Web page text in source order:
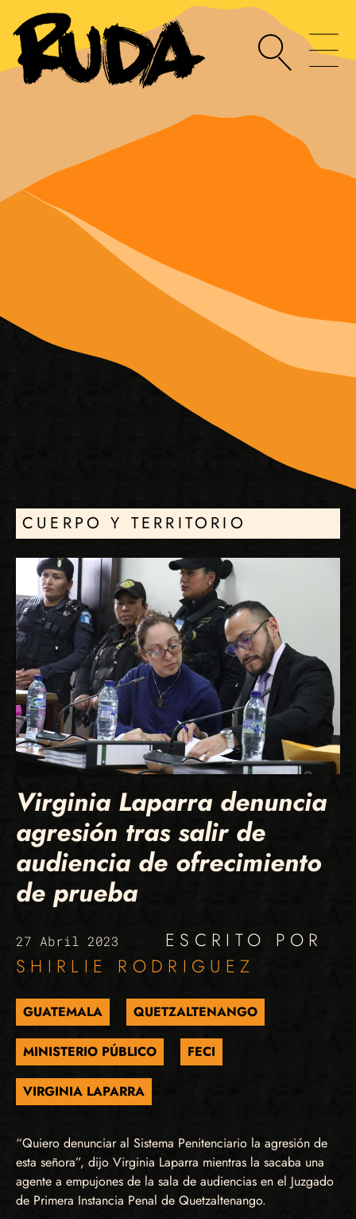
CUERPO Y TERRITORIO
Virginia Laparra denuncia
agresión tras salir de
audiencia de ofrecimiento
de prueba
27 Abril 2023
ESCRITO POR
SHIRLIE RODRIGUEZ
GUATEMALA QUETZALTENANGO
MINISTERIO PÚBLICO FECI
VIRGINIA LAPARRA
“Quiero denunciar al Sistema Penitenciario la agresión de
esta señora”, dijo Virginia Laparra mientras la sacaba una
agente a empujones de la sala de audiencias en el Juzgado
de Primera Instancia Penal de Quetzaltenango.